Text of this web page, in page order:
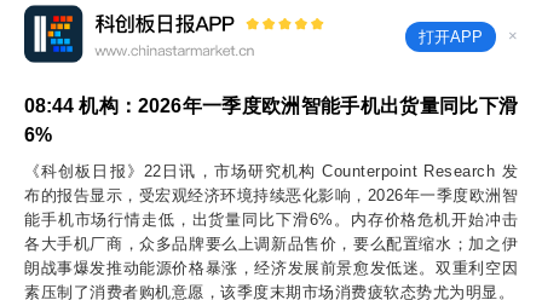
打开APP ×
08:44 机构：2026年一季度欧洲智能手机出货量同比下滑
6%
《科创板日报》22日讯，市场研究机构 Counterpoint Research 发
布的报告显示，受宏观经济环境持续恶化影响，2026年一季度欧洲智
能手机市场行情走低，出货量同比下滑6%。内存价格危机开始冲击
各大手机厂商，众多品牌要么上调新品售价，要么配置缩水；加之伊
朗战事爆发推动能源价格暴涨，经济发展前景愈发低迷。双重利空因
素压制了消费者购机意愿，该季度末期市场消费疲软态势尤为明显。